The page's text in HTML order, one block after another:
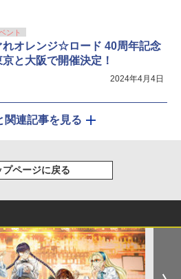
ント
れオレンジ☆ロード 40周年記念
と大阪で開催決定！
2024年4月4日
関連記事を見る
プページに戻る